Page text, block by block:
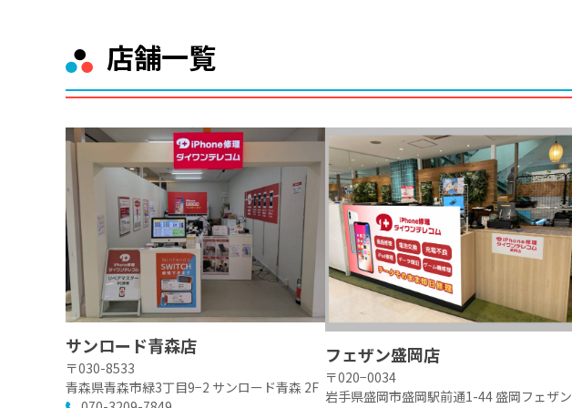
店舗一覧
サンロード青森店
〒030-8533
青森県青森市緑3丁目9−2 サンロード青森 2F
フェザン盛岡店
〒020−0034
岩手県盛岡市盛岡駅前通1-44 盛岡フェザン